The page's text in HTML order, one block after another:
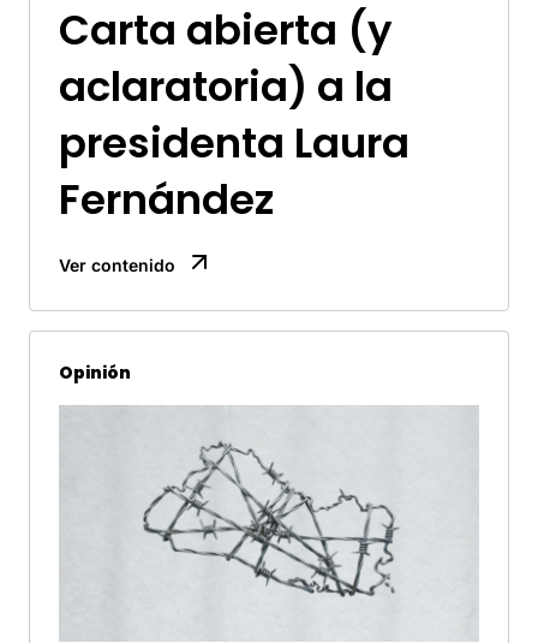
Carta abierta (y
aclaratoria) a la
presidenta Laura
Fernández
Ver contenido
Opinión